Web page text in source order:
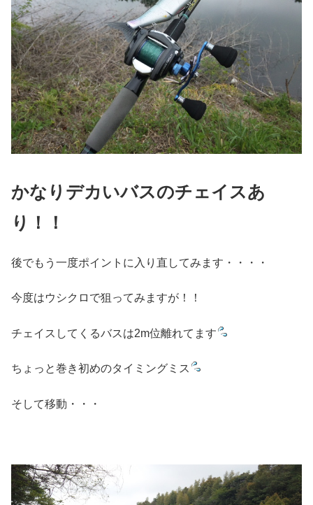
かなりデカいバスのチェイスあ
り！！
後でもう一度ポイントに入り直してみます・・・・
今度はウシクロで狙ってみますが！！
チェイスしてくるバスは2m位離れてます
ちょっと巻き初めのタイミングミス
そして移動・・・